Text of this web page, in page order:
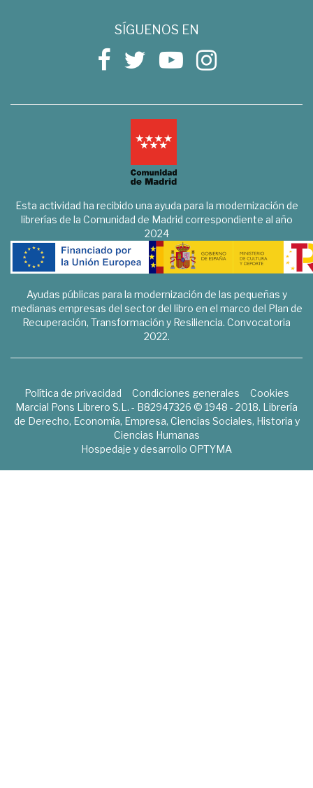
SÍGUENOS EN
Esta actividad ha recibido una ayuda para la modernización de
librerías de la Comunidad de Madrid correspondiente al año
2024
Ayudas públicas para la modernización de las pequeñas y
medianas empresas del sector del libro en el marco del Plan de
Recuperación, Transformación y Resiliencia. Convocatoria
2022.
Política de privacidad Condiciones generales
Cookies
Marcial Pons Librero S.L. - B82947326 © 1948 - 2018. Librería
de Derecho, Economía, Empresa, Ciencias Sociales, Historia y
Ciencias Humanas
Hospedaje y desarrollo OPTYMA